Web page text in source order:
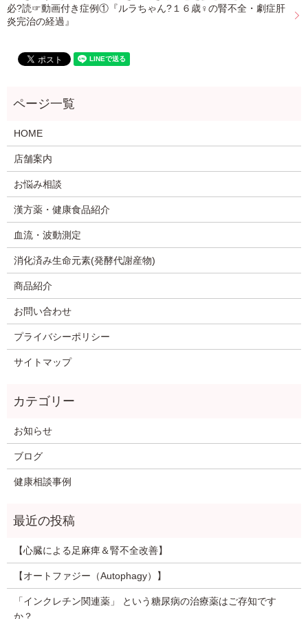
必?読☞動画付き症例①『ルラちゃん?１６歳♀の腎不全・劇症肝
炎完治の経過』
HOME
店舗案内
お悩み相談
漢方薬・健康食品紹介
血流・波動測定
消化済み生命元素(発酵代謝産物)
商品紹介
お問い合わせ
プライバシーポリシー
サイトマップ
お知らせ
ブログ
健康相談事例
【心臓による足麻痺＆腎不全改善】
【オートファジー（Autophagy）】
「インクレチン関連薬」 という糖尿病の治療薬はご存知です
か？